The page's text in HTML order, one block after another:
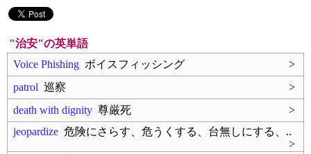
"治安"の英単語
Voice Phishing ボイスフィッシング
>
patrol 巡察
>
death with dignity 尊厳死
>
jeopardize 危険にさらす、危うくする、台無しにする、..
>